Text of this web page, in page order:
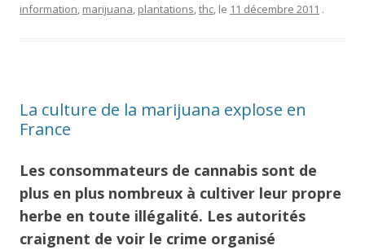
information, marijuana, plantations,thc, le 11 décembre 2011 .
La culture de la marijuana explose en
France
Les consommateurs de cannabis sont de
plus en plus nombreux à cultiver leur propre
herbe en toute illégalité. Les autorités
craignent de voir le crime organisé